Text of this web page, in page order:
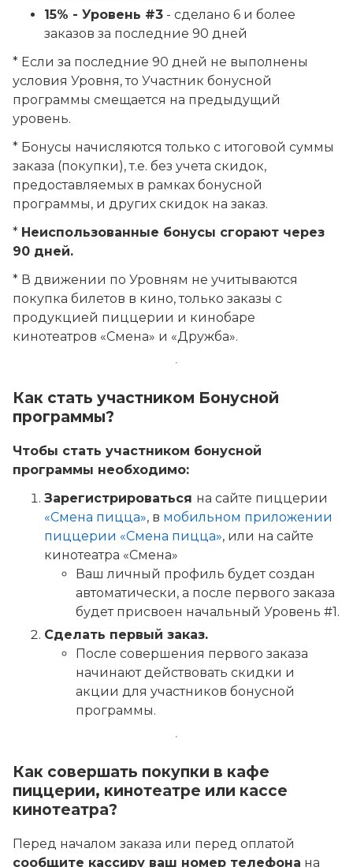
15% - Уровень #3 - сделано 6 и более
заказов за последние 90 дней
* Если за последние 90 дней не выполнены
условия Уровня, то Участник бонусной
программы смещается на предыдущий
уровень.
* Бонусы начисляются только с итоговой суммы
заказа (покупки), т.е. без учета скидок,
предоставляемых в рамках бонусной
программы, и других скидок на заказ.
* Неиспользованные бонусы сгорают через
90 дней.
* В движении по Уровням не учитываются
покупка билетов в кино, только заказы с
продукцией пиццерии и кинобаре
кинотеатров «Смена» и «Дружба».
Как стать участником Бонусной
программы?
Чтобы стать участником бонусной
программы необходимо:
Зарегистрироваться на сайте пиццерии
«Смена пицца», в мобильном приложении
пиццерии «Смена пицца», или на сайте
кинотеатра «Смена»
Ваш личный профиль будет создан
автоматически, а после первого заказа
будет присвоен начальный Уровень #1.
Сделать первый заказ.
После совершения первого заказа
начинают действовать скидки и
акции для участников бонусной
программы.
Как совершать покупки в кафе
пиццерии, кинотеатре или кассе
кинотеатра?
Перед началом заказа или перед оплатой
сообщите кассиру ваш номер телефона на